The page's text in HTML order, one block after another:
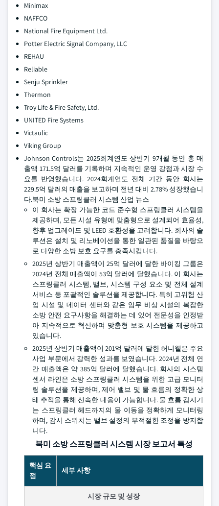
Minimax
NAFFCO
National Fire Equipment Ltd.
Potter Electric Signal Company, LLC
REHAU
Reliable
Senju Sprinkler
Thermon
Troy Life & Fire Safety, Ltd.
UNITED Fire Systems
Victaulic
Viking Group
Johnson Controls는 2025회계연도 상반기 9개월 동안 총 매
출액 171.5억 달러를 기록하며 지속적인 운영 강점과 시장 수
요를 반영했습니다. 2024회계연도 전체 기간 동안 회사는
229.5억 달러의 매출을 보고하며 전년 대비 2.78% 성장했습니
다.북미 소방 스프링클러 시스템 산업 뉴스
이 회사는 확장 가능한 코드 준수형 스프링클러 시스템을
제공하며, 모든 시설 유형에 맞춤형으로 설계되어 효율성,
향후 업그레이드 및 LEED 호환성을 고려합니다. 회사의 솔
루션은 설치 및 리노베이션을 통한 일관된 품질을 바탕으
로 다양한 소방 보호 요구를 충족시킵니다.
2025년 상반기 매출액이 25억 달러에 달한 바이킹 그룹은
2024년 전체 매출액이 53억 달러에 달했습니다. 이 회사는
스프링클러 시스템, 밸브, 시스템 구성 요소 및 전체 설계
서비스 등 포괄적인 솔루션을 제공합니다. 특히 고위험 산
업 시설 및 데이터 센터와 같은 임무 비상 시설의 복잡한
소방 안전 요구사항을 해결하는 데 있어 전문성을 인정받
아 지속적으로 혁신하며 맞춤형 보호 시스템을 제공하고
있습니다.
2025년 상반기 매출액이 201억 달러에 달한 허니웰은 주요
사업 부문에서 강력한 성과를 보였습니다. 2024년 전체 연
간 매출액은 약 385억 달러에 달했습니다. 회사의 시스템
센서 라인은 소방 스프링클러 시스템을 위한 고급 모니터
링 솔루션을 제공하며, 제어 밸브 및 물 흐름의 정확한 상
태 추적을 통해 신속한 대응이 가능합니다. 물 흐름 감지기
는 스프링클러 헤드까지의 물 이동을 정확하게 모니터링
하며, 감시 스위치는 밸브 설정의 부적절한 조정을 방지합
니다.
북미 소방 스프링클러 시스템 시장 보고서 특성
핵심 요
점
세부 사항
시장 규모 및 성장